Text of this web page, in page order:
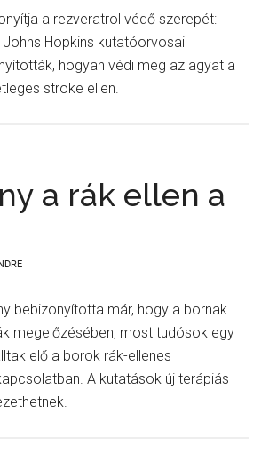
a rezveratrol védő szerepét:
Hopkins kutatóorvosai
hogyan védi meg az agyat a
stroke ellen.
a rák ellen a
bebizonyította már, hogy a bornak
megelőzésében, most tudósok egy
elő a borok rák-ellenes
A kutatások új terápiás